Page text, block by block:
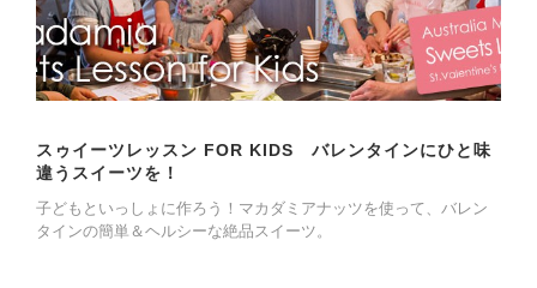
スゥイーツレッスン FOR KIDS バレンタインにひと味
違うスイーツを！
子どもといっしょに作ろう！マカダミアナッツを使って、バレン
タインの簡単＆ヘルシーな絶品スイーツ。